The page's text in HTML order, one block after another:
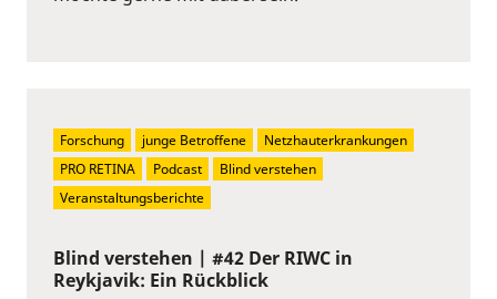
Blind verstehen | #42 Der RIWC in
Reykjavik: Ein Rückblick
Forschung junge Betroffene
Netzhauterkrankungen
PRO RETINA
Podcast
Blind verstehen
Veranstaltungsberichte